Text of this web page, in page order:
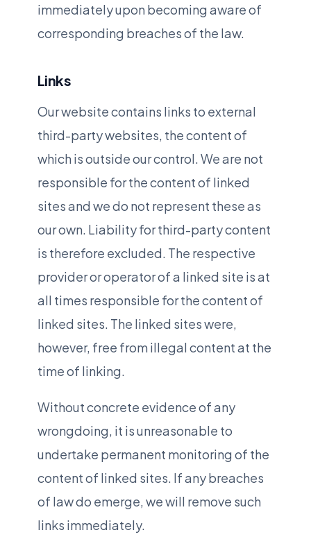
immediately upon becoming aware of
corresponding breaches of the law.
Links
Our website contains links to external
third-party websites, the content of
which is outside our control. We are not
responsible for the content of linked
sites and we do not represent these as
our own. Liability for third-party content
is therefore excluded. The respective
provider or operator of a linked site is at
all times responsible for the content of
linked sites. The linked sites were,
however, free from illegal content at the
time of linking.
Without concrete evidence of any
wrongdoing, it is unreasonable to
undertake permanent monitoring of the
content of linked sites. If any breaches
of law do emerge, we will remove such
links immediately.